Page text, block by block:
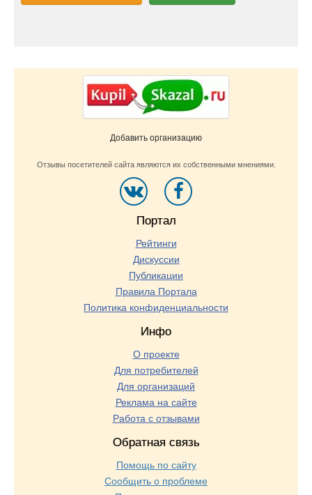
Добавить организацию
Отзывы посетителей сайта являются их собственными мнениями.
Портал
Рейтинги
Дискуссии
Публикации
Правила Портала
Политика конфиденциальности
Инфо
О проекте
Для потребителей
Для организаций
Реклама на сайте
Работа с отзывами
Обратная связь
Помощь по сайту
Сообщить о проблеме